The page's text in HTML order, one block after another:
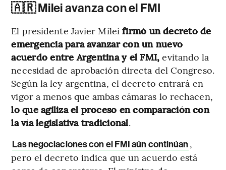
🇦🇷 Milei avanza con el FMI
El presidente Javier Mileifirmó un decreto de
emergencia para avanzar con un nuevo
acuerdo entre Argentina y el FMI, evitando la
necesidad de aprobación directa del Congreso.
Según la ley argentina, el decreto entrará en
vigor a menos que ambas cámaras lo rechacen,
lo que agiliza el proceso en comparación con
la vía legislativa tradicional.
Las negociaciones con el FMI aún continúan,
pero el decreto indica que un acuerdo está